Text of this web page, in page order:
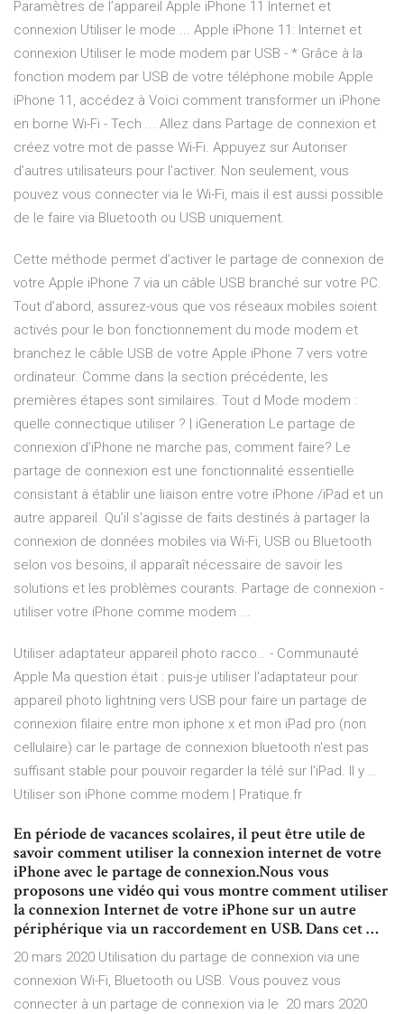
Paramètres de l’appareil Apple iPhone 11 Internet et
connexion Utiliser le mode ... Apple iPhone 11: Internet et
connexion Utiliser le mode modem par USB - * Grâce à la
fonction modem par USB de votre téléphone mobile Apple
iPhone 11, accédez à Voici comment transformer un iPhone
en borne Wi-Fi - Tech ... Allez dans Partage de connexion et
créez votre mot de passe Wi-Fi. Appuyez sur Autoriser
d’autres utilisateurs pour l’activer. Non seulement, vous
pouvez vous connecter via le Wi-Fi, mais il est aussi possible
de le faire via Bluetooth ou USB uniquement.
Cette méthode permet d’activer le partage de connexion de
votre Apple iPhone 7 via un câble USB branché sur votre PC.
Tout d’abord, assurez-vous que vos réseaux mobiles soient
activés pour le bon fonctionnement du mode modem et
branchez le câble USB de votre Apple iPhone 7 vers votre
ordinateur. Comme dans la section précédente, les
premières étapes sont similaires. Tout d Mode modem :
quelle connectique utiliser ? | iGeneration Le partage de
connexion d’iPhone ne marche pas, comment faire? Le
partage de connexion est une fonctionnalité essentielle
consistant à établir une liaison entre votre iPhone /iPad et un
autre appareil. Qu’il s’agisse de faits destinés à partager la
connexion de données mobiles via Wi-Fi, USB ou Bluetooth
selon vos besoins, il apparaît nécessaire de savoir les
solutions et les problèmes courants. Partage de connexion -
utiliser votre iPhone comme modem ...
Utiliser adaptateur appareil photo racco… - Communauté
Apple Ma question était : puis-je utiliser l'adaptateur pour
appareil photo lightning vers USB pour faire un partage de
connexion filaire entre mon iphone x et mon iPad pro (non
cellulaire) car le partage de connexion bluetooth n'est pas
suffisant stable pour pouvoir regarder la télé sur l'iPad. Il y …
Utiliser son iPhone comme modem | Pratique.fr
En période de vacances scolaires, il peut être utile de
savoir comment utiliser la connexion internet de votre
iPhone avec le partage de connexion.Nous vous
proposons une vidéo qui vous montre comment utiliser
la connexion Internet de votre iPhone sur un autre
périphérique via un raccordement en USB. Dans cet …
20 mars 2020 Utilisation du partage de connexion via une
connexion Wi-Fi, Bluetooth ou USB. Vous pouvez vous
connecter à un partage de connexion via le 20 mars 2020